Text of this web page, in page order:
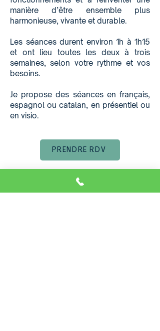
manière d’être ensemble plus
harmonieuse, vivante et durable.
Les séances durent environ 1h à 1h15
et ont lieu toutes les deux à trois
semaines, selon votre rythme et vos
besoins.
Je propose des séances en français,
espagnol ou catalan, en présentiel ou
en visio.
PRENDRE RDV